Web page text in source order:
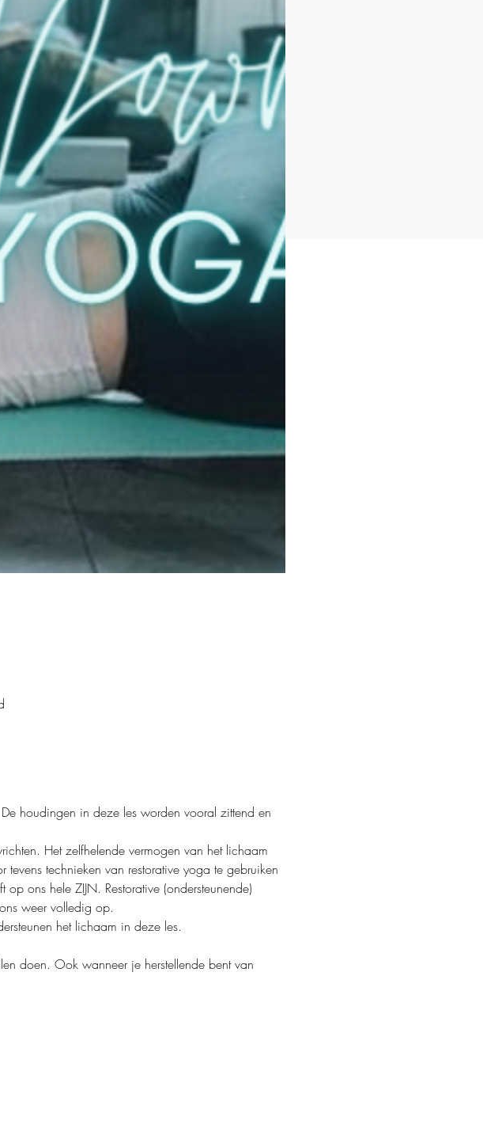
houdingen in deze les worden vooral zittend en
Het zelfhelende vermogen van het lichaam
technieken van restorative yoga te gebruiken
ons hele ZIJN. Restorative (ondersteunende)
weer volledig op.
het lichaam in deze les.
doen. Ook wanneer je herstellende bent van